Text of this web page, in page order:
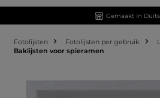
Gemaakt in
Fotolijsten Fotolijsten per gebruik
Baklijsten voor spieramen